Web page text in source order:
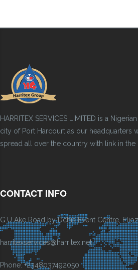
HARRITEX SERVICES LIMITED is a
city of Port Harcourt as our headquarters
spread all over the country with link in the
CONTACT INFO
G.U Ake Road by Dchis Event Centre,
harritexservices@harritex.net
Phone: +2348037492050